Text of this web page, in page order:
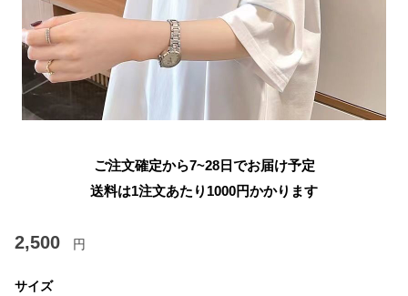
ご注文確定から7~28日でお届け予定
送料は1注文あたり 1000円かかります
2,500 円
サイズ